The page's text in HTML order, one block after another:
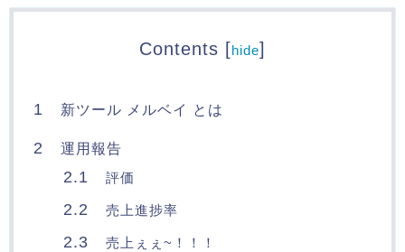
Contents [hide]
1 新ツール メルベイ とは
2 運用報告
2.1 評価
2.2 売上進捗率
2.3 売上ぇぇ~！！！